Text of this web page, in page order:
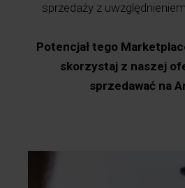
sprzedaży z
Potencjał tego
skorzystaj z naszej
sprzedawać na